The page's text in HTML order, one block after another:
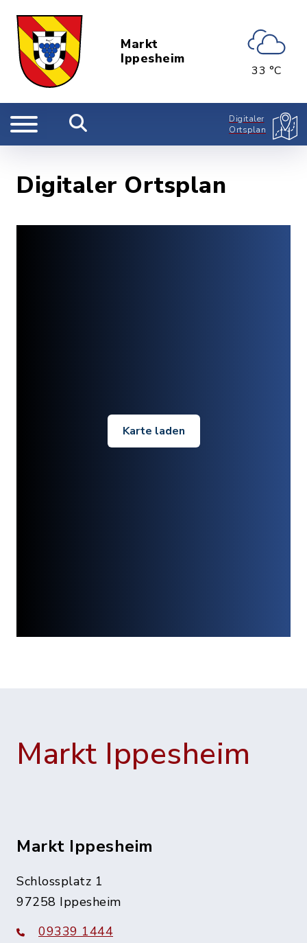
Markt
Ippesheim
33 °C
Digitaler
Ortsplan
Digitaler Ortsplan
Karte laden
Markt Ippesheim
Markt Ippesheim
Schlossplatz 1
97258 Ippesheim
09339 1444